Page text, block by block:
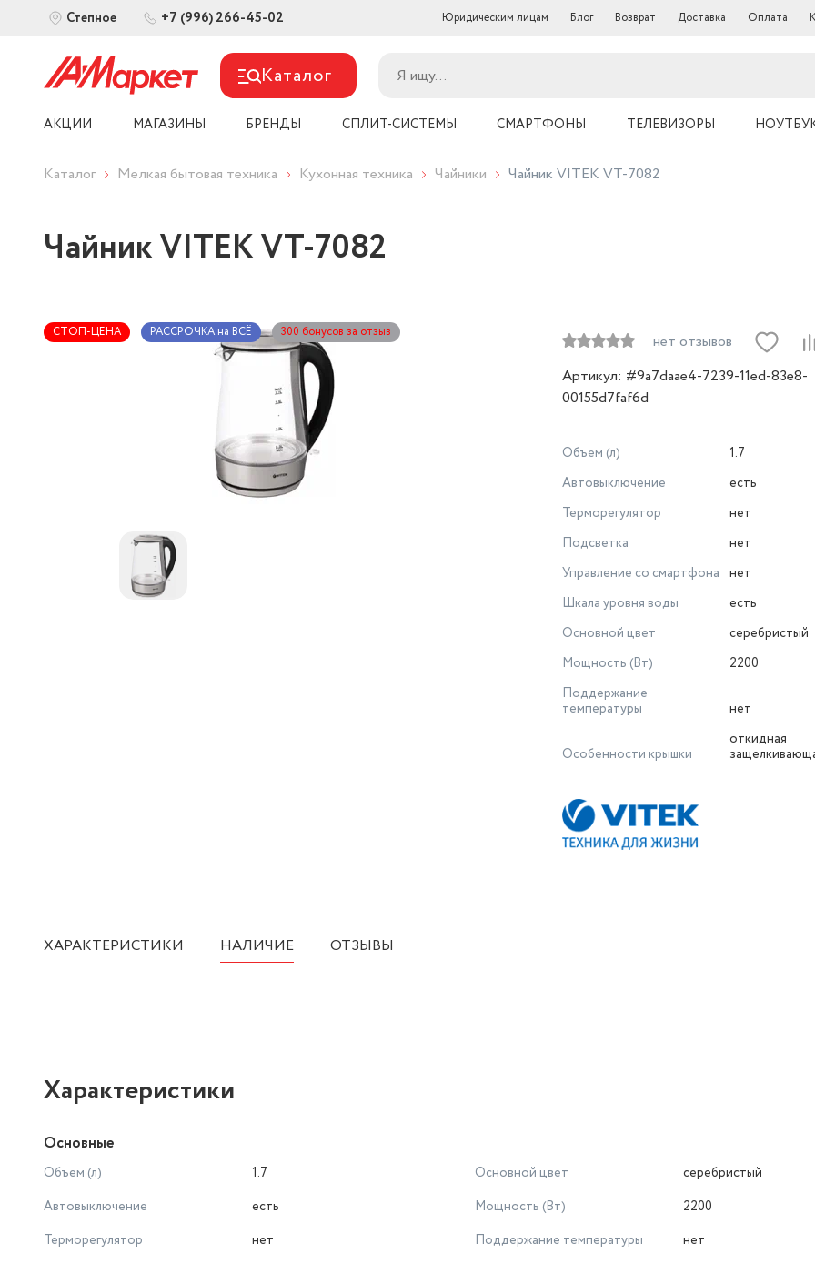
Степное +7 (996) 266-45-02 Юридическим лицам Блог Возврат Доставка Оплата
Каталог
АКЦИИ МАГАЗИНЫ БРЕНДЫ СПЛИТ-СИСТЕМЫ СМАРТФОНЫ ТЕЛЕВИЗОРЫ
Каталог Мелкая бытовая техника Кухонная техника Чайники Чайник VITEK VT-7082
Чайник VITEK VT-7082
СТОП-ЦЕНА РАССРОЧКА на ВСЁ 300 бонусов за отзыв
нет отзывов
Артикул: #9a7daae4-7239-11ed-83e8-
00155d7faf6d
Объем (л)
1.7
Автовыключение
есть
Терморегулятор
нет
Подсветка
нет
Управление со смартфона нет
Шкала уровня воды
есть
Основной цвет
серебристый
Мощность (Вт)
2200
Поддержание
температуры
нет
Особенности крышки
откидная
ХАРАКТЕРИСТИКИ НАЛИЧИЕ ОТЗЫВЫ
Характеристики
Основные
Объем (л)
1.7
Автовыключение
есть
Терморегулятор
нет
Основной цвет
серебристый
Мощность (Вт)
2200
Поддержание температуры
нет